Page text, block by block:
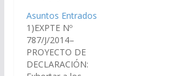
PROYECTO DE
RECOMENDACIÓN:
Que la Legislatura de
cada provincia
integrante del
Asuntos Entrados
1)EXPTE Nº
787/J/2014–
PROYECTO DE
DECLARACIÓN: